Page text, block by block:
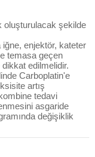
oluşturulacak şekilde
iğne, enjektör, kateter
temasa geçen
edilmelidir.
Carboplatin'e
artış
tedavi
asgaride
değişiklik